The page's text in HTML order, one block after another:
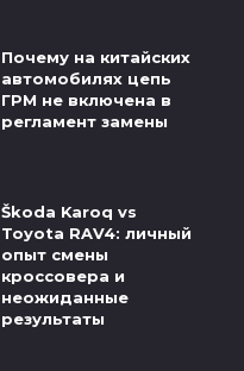
Почему на китайских
автомобилях цепь
ГРМ не включена в
регламент замены
Škoda Karoq vs
Toyota RAV4: личный
опыт смены
кроссовера и
неожиданные
результаты